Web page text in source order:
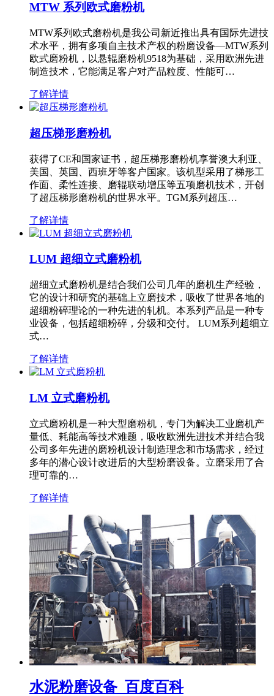
MTW 系列欧式磨粉机
MTW系列欧式磨粉机是我公司新近推出具有国际先进技
术水平，拥有多项自主技术产权的粉磨设备—MTW系列
欧式磨粉机，以悬辊磨粉机9518为基础，采用欧洲先进
制造技术，它能满足客户对产品粒度、性能可…
了解详情
超压梯形磨粉机
获得了CE和国家证书，超压梯形磨粉机享誉澳大利亚、
美国、英国、西班牙等客户国家。该机型采用了梯形工
作面、柔性连接、磨辊联动增压等五项磨机技术，开创
了超压梯形磨粉机的世界水平。TGM系列超压…
了解详情
LUM 超细立式磨粉机
超细立式磨粉机是结合我们公司几年的磨机生产经验，
它的设计和研究的基础上立磨技术，吸收了世界各地的
超细粉碎理论的一种先进的轧机。本系列产品是一种专
业设备，包括超细粉碎，分级和交付。 LUM系列超细立
式…
了解详情
LM 立式磨粉机
立式磨粉机是一种大型磨粉机，专门为解决工业磨机产
量低、耗能高等技术难题，吸收欧洲先进技术并结合我
公司多年先进的磨粉机设计制造理念和市场需求，经过
多年的潜心设计改进后的大型粉磨设备。立磨采用了合
理可靠的…
了解详情
水泥粉磨设备_百度百科